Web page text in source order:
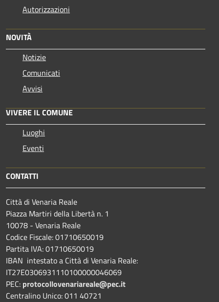
Autorizzazioni
NOVITÀ
Notizie
Comunicati
Avvisi
VIVERE IL COMUNE
Luoghi
Eventi
CONTATTI
Città di Venaria Reale
Piazza Martiri della Libertà n. 1
10078 - Venaria Reale
Codice Fiscale: 01710650019
Partita IVA: 01710650019
IBAN intestato a Città di Venaria Reale:
IT27E0306931110100000046069
PEC: protocollovenariareale@pec.it
Centralino Unico: 011 40721